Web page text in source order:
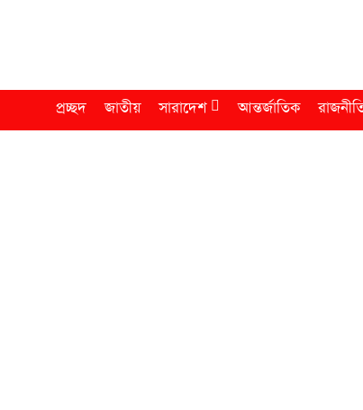
প্রচ্ছদ জাতীয় সারাদেশ আন্তর্জাতিক